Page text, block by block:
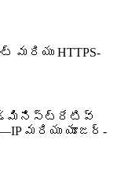
HTTPS-
మరియు యూజర్-